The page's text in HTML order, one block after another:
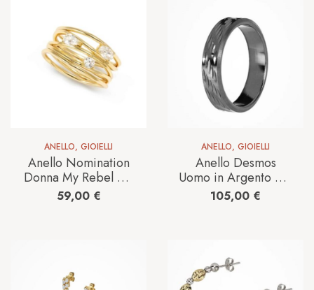
ANELLO, GIOIELLI
Anello Nomination
Donna My Rebel Art
in Argento Cubic
Zirconia
59,00 €
ANELLO, GIOIELLI
Anello Desmos
Uomo in Argento MB
03 GM 10/22
105,00 €